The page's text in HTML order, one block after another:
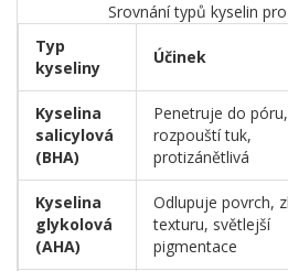
Srovnání typů kyselin
Typ
kyseliny
Účinek
Kyselina
salicylová
(BHA)
Penetruje do póru,
rozpouští tuk,
protizánětlivá
Kyselina
glykolová
(AHA)
Odlupuje povrch,
texturu, světlejší
pigmentace